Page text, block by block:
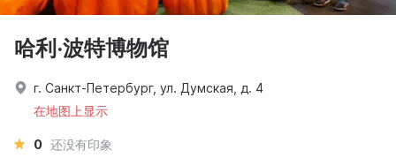
哈利·波特博物馆
г. Санкт-Петербург, ул. Думская, д. 4
在地图上显示
0 还没有印象